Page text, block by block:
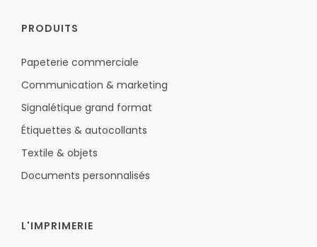
PRODUITS
Papeterie commerciale
Communication & marketing
Signalétique grand format
Étiquettes & autocollants
Textile & objets
Documents personnalisés
L'IMPRIMERIE